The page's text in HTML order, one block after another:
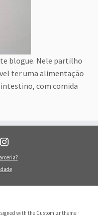
blogue. Nele partilho
ter uma alimentação
intestino, com comida
with the Customizr theme·